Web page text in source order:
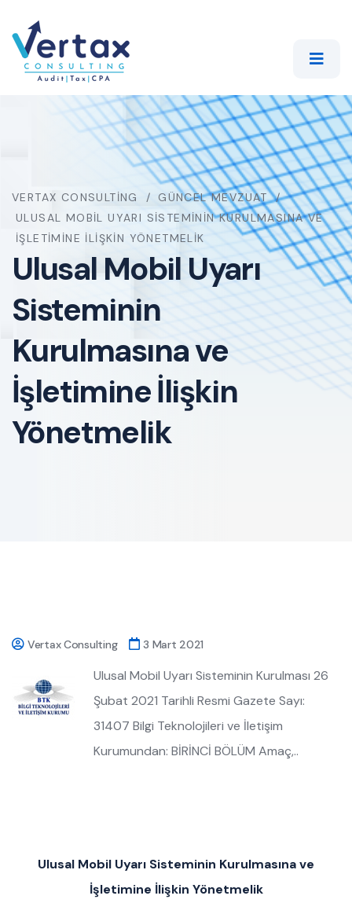
VERTAX CONSULTING
GÜNCEL MEVZUAT
ULUSAL MOBIL UYARI SISTEMININ KURULMASINA VE
İŞLETIMINE İLIŞKIN YÖNETMELIK
Ulusal Mobil Uyarı
Sisteminin
Kurulmasına ve
İşletimine İlişkin
Yönetmelik
Vertax Consulting 3 Mart 2021
Ulusal Mobil Uyarı Sisteminin Kurulması 26
Şubat 2021 Tarihli Resmi Gazete Sayı:
31407 Bilgi Teknolojileri ve İletişim
Kurumundan: BİRİNCİ BÖLÜM Amaç,..
Ulusal Mobil Uyarı Sisteminin Kurulmasına ve
İşletimine İlişkin Yönetmelik